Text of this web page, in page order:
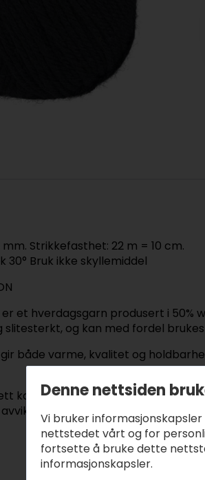
Strikkefasthet: 22 m = 10 cm.
30° Bruk ikke skyllemiddel
et hverdagsgarn produsert i 50%
slitesterkt, og kan med fordel
både varme, kvalitet og
kan avvike noe i forhold til
i noen grad fra fargebad til
Denne nettsiden
Vi bruker
nettstedet vårt og for
fortsette å bruke dette
informasjonskapsler.